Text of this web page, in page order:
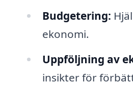
Budgetering:
ekonomi.
Uppföljning av
insikter för